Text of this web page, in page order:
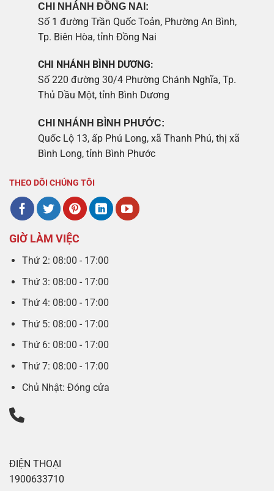
CHI NHÁNH ĐỒNG NAI:
Số 1 đường Trần Quốc Toản, Phường An Bình,
Tp. Biên Hòa, tỉnh Đồng Nai
CHI NHÁNH BÌNH DƯƠNG:
Số 220 đường 30/4 Phường Chánh Nghĩa, Tp.
Thủ Dầu Một, tỉnh Bình Dương
CHI NHÁNH BÌNH PHƯỚC:
Quốc Lộ 13, ấp Phú Long, xã Thanh Phú, thị xã
Bình Long, tỉnh Bình Phước
THEO DÕI CHÚNG TÔI
GIỜ LÀM VIỆC
Thứ 2: 08:00 - 17:00
Thứ 3: 08:00 - 17:00
Thứ 4: 08:00 - 17:00
Thứ 5: 08:00 - 17:00
Thứ 6: 08:00 - 17:00
Thứ 7: 08:00 - 17:00
Chủ Nhật: Đóng cửa
ĐIỆN THOẠI
1900633710